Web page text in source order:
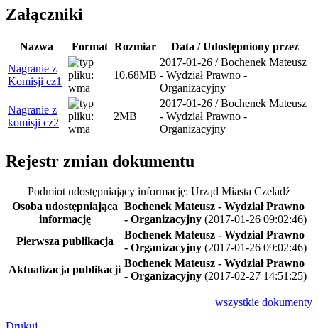
Załączniki
Nazwa Format Rozmiar
Data / Udostępniony przez
Nagranie z
Komisji cz1
10.68MB
2017-01-26 / Bochenek Mateusz
- Wydział Prawno -
Organizacyjny
Nagranie z
komisji cz2
2MB
2017-01-26 / Bochenek Mateusz
- Wydział Prawno -
Organizacyjny
Rejestr zmian dokumentu
Podmiot udostępniający informację: Urząd Miasta Czeladź
Osoba udostępniająca
informację
Bochenek Mateusz - Wydział Prawno
- Organizacyjny (2017-01-26 09:02:46)
Pierwsza publikacja
Bochenek Mateusz - Wydział Prawno
- Organizacyjny (2017-01-26 09:02:46)
Aktualizacja publikacji
Bochenek Mateusz - Wydział Prawno
- Organizacyjny (2017-02-27 14:51:25)
wszystkie dokumenty